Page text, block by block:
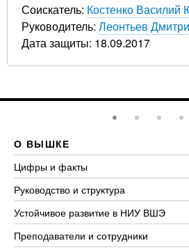
Соискатель: Костенко Василий
Руководитель: Леонтьев
Дата защиты: 18.09.2017
О ВЫШКЕ
Цифры и факты
Руководство и структура
Устойчивое развитие в НИУ ВШЭ
Преподаватели и сотрудники